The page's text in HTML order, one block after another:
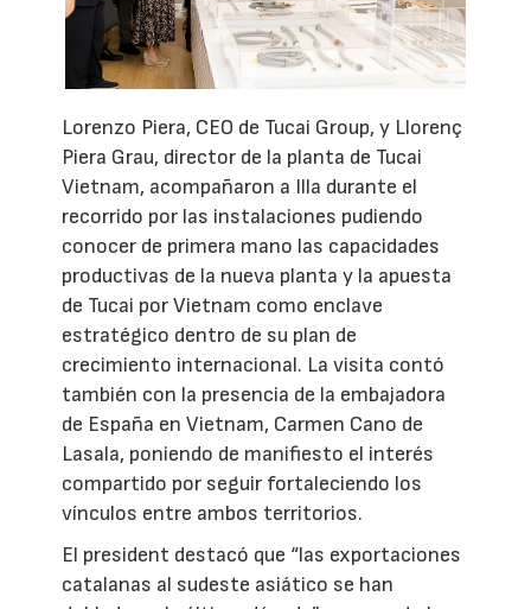
Lorenzo Piera, CEO de Tucai Group, y Llorenç
Piera Grau, director de la planta de Tucai
Vietnam, acompañaron a Illa durante el
recorrido por las instalaciones pudiendo
conocer de primera mano las capacidades
productivas de la nueva planta y la apuesta
de Tucai por Vietnam como enclave
estratégico dentro de su plan de
crecimiento internacional. La visita contó
también con la presencia de la embajadora
de España en Vietnam, Carmen Cano de
Lasala, poniendo de manifiesto el interés
compartido por seguir fortaleciendo los
vínculos entre ambos territorios.
El president destacó que “las exportaciones
catalanas al sudeste asiático se han